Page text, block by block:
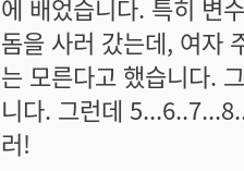
에 배었습니다. 특히 변
돔을 사러 갔는데, 여자
는 모른다고 했습니다.
니다. 그런데
러!